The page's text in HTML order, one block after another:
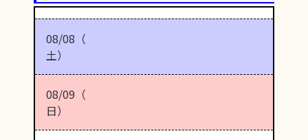
08/08（
土）
08/09（
日）